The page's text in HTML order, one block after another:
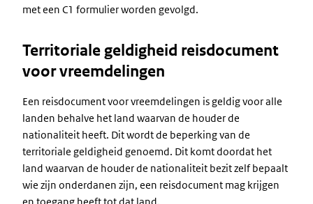
met een C1 formulier worden gevolgd.
Territoriale geldigheid reisdocument
voor vreemdelingen
Een reisdocument voor vreemdelingen is geldig voor alle
landen behalve het land waarvan de houder de
nationaliteit heeft. Dit wordt de beperking van de
territoriale geldigheid genoemd. Dit komt doordat het
land waarvan de houder de nationaliteit bezit zelf bepaalt
wie zijn onderdanen zijn, een reisdocument mag krijgen